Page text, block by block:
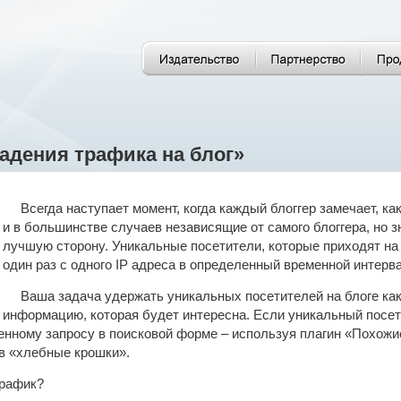
трафика на блог»
Всегда наступает момент, когда каждый блоггер
и в большинстве случаев независящие от самого блоггера, но
лучшую сторону. Уникальные посетители, которые приходят
один раз с одного IP адреса в определенный временной
Ваша задача удержать уникальных посетителей на блоге
информацию, которая будет интересна. Если уникальный
запросу в поисковой форме – используя плагин
«хлебные крошки».